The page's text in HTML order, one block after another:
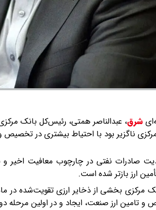
شرق، عبدالناصر همتی، رئیس‌کل بانک
مرکزی ناگزیر بود با احتیاط بیشتری در
صادرات نفتی در چارچوب معافیت اخیر
ارز بازتر شده است.
بخشی از ذخایر ارزی تقویت‌شده در
ارز صنعت، ایجاد و در اولین مرحله دو